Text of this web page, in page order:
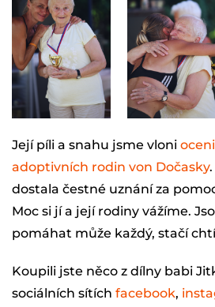
Její píli a snahu jsme vloni
adoptivních rodin von Dočasky
dostala čestné uznání za
Moc si jí a její rodiny vážíme.
pomáhat může každý, stačí
Koupili jste něco z dílny babi
sociálních sítích facebook,